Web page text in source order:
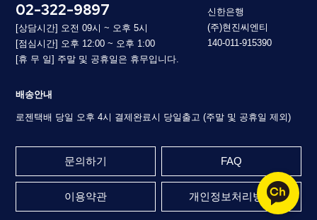
02-322-9897
[상담시간] 오전 09시 ~ 오후 5시
[점심시간] 오후 12:00 ~ 오후 1:00
[휴 무 일] 주말 및 공휴일은 휴무입니다.
신한은행
(주)현진씨엔티
140-011-915390
배송안내
로젠택배 당일 오후 4시 결제완료시 당일출고 (주말 및 공휴일 제외)
문의하기 FAQ
이용약관 개인정보처리방침